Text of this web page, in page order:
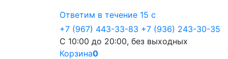
Ответим в течение 15 с
+7 (967) 443-33-83 +7 (936) 243-30-35
С 10:00 до 20:00, без выходных
Корзина0